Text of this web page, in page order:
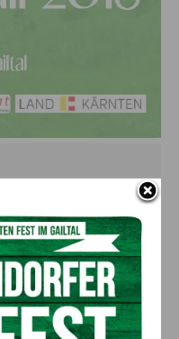
von der Straniger
auf der Straniger Alm